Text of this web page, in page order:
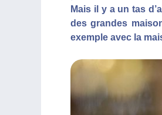
Mais il y a un tas
des grandes
exemple avec la